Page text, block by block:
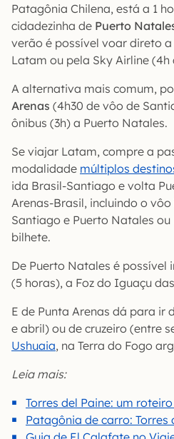
Patagônia Chilena, está a 1
cidadezinha de Puerto
verão é possível voar direto
Latam ou pela Sky Airline (4h
A alternativa mais comum,
Arenas (4h30 de vôo de
ônibus (3h) a Puerto Natales.
Se viajar Latam, compre a
modalidade múltiplos
ida Brasil-Santiago e volta
Arenas-Brasil, incluindo o
Santiago e Puerto Natales
bilhete.
De Puerto Natales é possível
(5 horas), a Foz do Iguaçu
E de Punta Arenas dá para ir
e abril) ou de cruzeiro (entre
Ushuaia, na Terra do Fogo
Leia mais:
Torres del Paine: um
Patagônia de carro: Torres